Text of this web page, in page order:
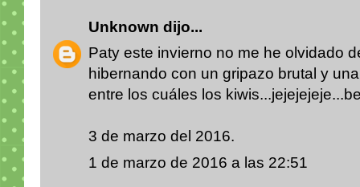
Unknown dijo...
Paty este invierno no me he olvidado
hibernando con un gripazo brutal y
entre los cuáles los
3 de marzo del 2016.
1 de marzo de 2016 a las 22:51